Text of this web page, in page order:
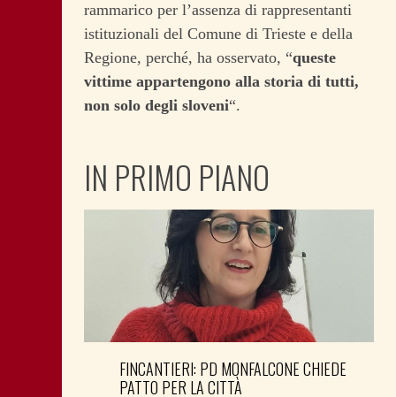
rammarico per l’assenza di rappresentanti
istituzionali del Comune di Trieste e della
Regione, perché, ha osservato, “queste
vittime appartengono alla storia di tutti,
non solo degli sloveni“.
IN PRIMO PIANO
FINCANTIERI: PD MONFALCONE CHIEDE
PATTO PER LA CITTÀ